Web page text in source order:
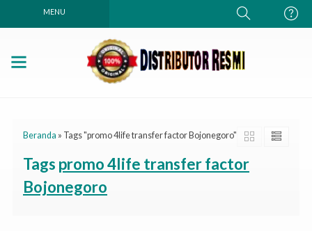
MENU
Beranda » Tags "promo 4life transfer factor Bojonegoro"
Tags promo 4life transfer factor
Bojonegoro